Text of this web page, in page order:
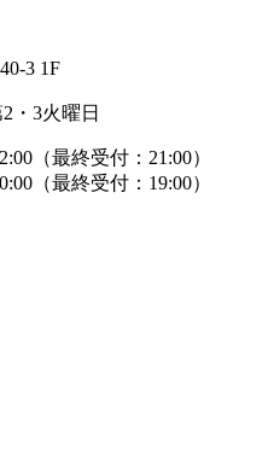
3 1F
・3火曜日
（最終受付：21:00）
終受付：19:00）